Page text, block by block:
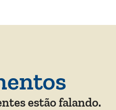
estão falando.